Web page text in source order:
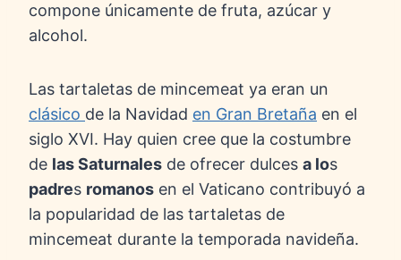
compone únicamente de fruta, azúcar y
alcohol.
Las tartaletas de mincemeat ya eran un
clásico de la Navidad en Gran Bretaña en el
siglo XVI. Hay quien cree que la costumbre
de las Saturnales de ofrecer dulces a los
padres romanos en el Vaticano contribuyó a
la popularidad de las tartaletas de
mincemeat durante la temporada navideña.